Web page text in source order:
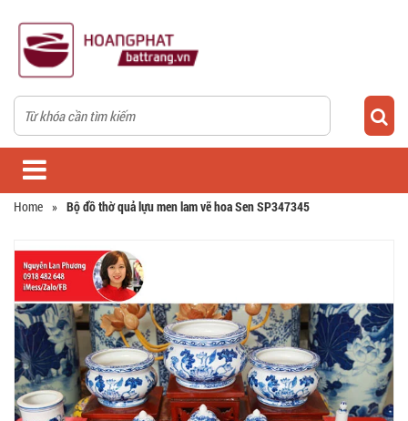
Home » Bộ đồ thờ quả lựu men lam vẽ hoa Sen SP347345